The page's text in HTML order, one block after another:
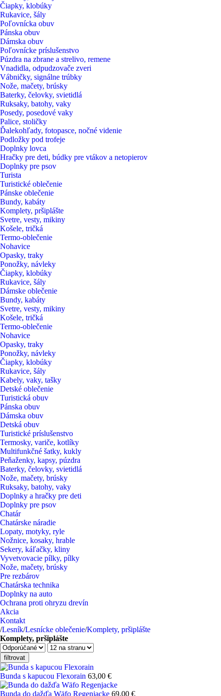
Čiapky, klobúky
Rukavice, šály
Poľovnícka obuv
Pánska obuv
Dámska obuv
Poľovnícke príslušenstvo
Púzdra na zbrane a strelivo, remene
Vnadidla, odpudzovače zveri
Vábničky, signálne trúbky
Nože, mačety, brúsky
Baterky, čelovky, svietidlá
Ruksaky, batohy, vaky
Posedy, posedové vaky
Palice, stoličky
Ďalekohľady, fotopasce, nočné videnie
Podložky pod trofeje
Doplnky lovca
Hračky pre deti, búdky pre vtákov a netopierov
Doplnky pre psov
Turista
Turistické oblečenie
Pánske oblečenie
Bundy, kabáty
Komplety, pršiplášte
Svetre, vesty, mikiny
Košele, tričká
Termo-oblečenie
Nohavice
Opasky, traky
Ponožky, návleky
Čiapky, klobúky
Rukavice, šály
Dámske oblečenie
Bundy, kabáty
Svetre, vesty, mikiny
Košele, tričká
Termo-oblečenie
Nohavice
Opasky, traky
Ponožky, návleky
Čiapky, klobúky
Rukavice, šály
Kabely, vaky, tašky
Detské oblečenie
Turistická obuv
Pánska obuv
Dámska obuv
Detská obuv
Turistické príslušenstvo
Termosky, variče, kotlíky
Multifunkčné šatky, kukly
Peňaženky, kapsy, púzdra
Baterky, čelovky, svietidlá
Nože, mačety, brúsky
Ruksaky, batohy, vaky
Doplnky a hračky pre deti
Doplnky pre psov
Chatár
Chatárske náradie
Lopaty, motyky, ryle
Nožnice, kosaky, hrable
Sekery, káľačky, kliny
Vyvetvovacie pílky, pílky
Nože, mačety, brúsky
Pre rezbárov
Chatárska technika
Doplnky na auto
Ochrana proti ohryzu drevín
Akcia
Kontakt
/Lesník/Lesnícke oblečenie/Komplety, pršiplášte
Komplety, pršiplášte
filtrovat
Bunda s kapucou Flexorain 63,00 €
Bunda do dažďa Wäfo Regenjacke 69,00 €